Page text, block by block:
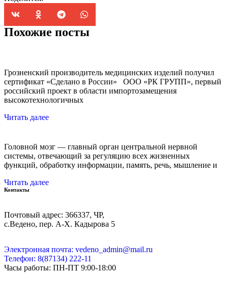
Похожие посты
Грозненский производитель медицинских изделий получил
сертификат «Сделано в России» ООО «РК ГРУПП», первый
российский проект в области импортозамещения
высокотехнологичных
Читать далее
Головной мозг — главный орган центральной нервной
системы, отвечающий за регуляцию всех жизненных
функций, обработку информации, память, речь, мышление и
Читать далее
Контакты
Почтовый адрес: 366337, ЧР,
с.Ведено, пер. А-Х. Кадыровa 5
Электронная почта: vedeno_admin@mail.ru
Телефон: 8(87134) 222-11
Часы работы: ПН-ПТ 9:00-18:00